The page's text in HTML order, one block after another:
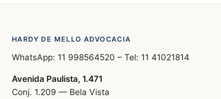
HARDY DE MELLO ADVOCACIA
WhatsApp: 11 998564520 – Tel: 11 41021814
Avenida Paulista, 1.471
Conj. 1.209 — Bela Vista